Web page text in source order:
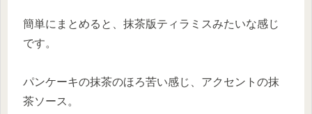
簡単にまとめると、抹茶版ティラミスみたいな感じ
です。
パンケーキの抹茶のほろ苦い感じ、アクセントの抹
茶ソース。